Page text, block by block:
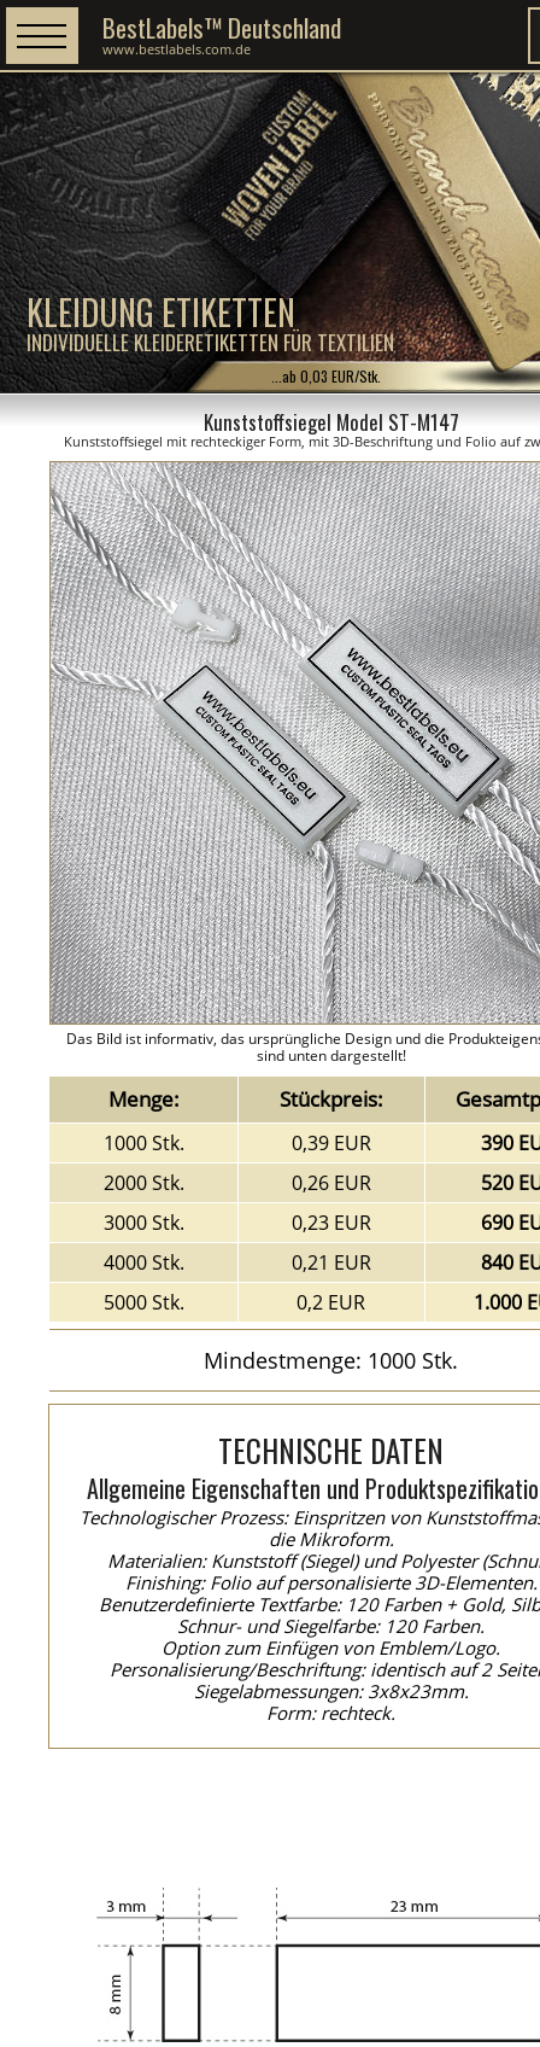
KLEIDUNG ETIKETTEN
INDIVIDUELLE KLEIDERETIKETTEN FÜR TEXTILIEN
BestLabels™ Deutschland
www.bestlabels.com.de
...ab 0,03 EUR/Stk.
Kunststoffsiegel Model ST-M147
Kunststoffsiegel mit rechteckiger Form, mit 3D-Beschriftung und Folio auf
Das Bild ist informativ, das ursprüngliche Design und die
sind unten dargestellt!
Menge: Stückpreis:
1000 Stk. 0,39 EUR
390
2000 Stk.
0,26 EUR
520
3000 Stk.
0,23 EUR
690
4000 Stk.
0,21 EUR
840
5000 Stk.
0,2 EUR 1.000
Mindestmenge: 1000 Stk.
TECHNISCHE DATEN
Allgemeine Eigenschaften und
Technologischer Prozess: Einspritzen von
die Mikroform.
Materialien: Kunststoff (Siegel) und Polyester
Finishing: Folio auf personalisierte 3D-Elementen.
Benutzerdefinierte Textfarbe: 120 Farben + Gold,
Schnur- und Siegelfarbe: 120 Farben.
Option zum Einfügen von Emblem/Logo.
Personalisierung/Beschriftung: identisch auf 2
Siegelabmessungen: 3x8x23mm.
Form: rechteck.